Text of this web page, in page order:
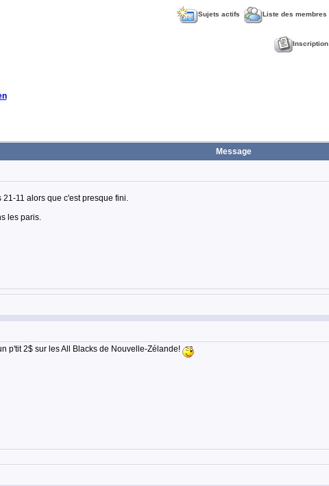
Sujets actifs Liste des membres
Inscription
Message
11 alors que c'est presque fini.
les paris.
p'tit 2$ sur les All Blacks de Nouvelle-Zélande!